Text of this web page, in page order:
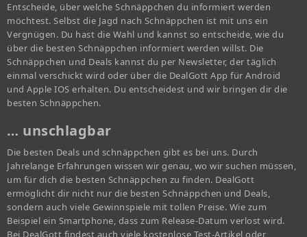
Entscheide, über welche Schnäppchen du informiert werden
möchtest. Selbst die Jagd nach Schnäppchen ist mit uns ein
Vergnügen. Du hast die Wahl und kannst so entscheide, wie du
über die besten Schnäppchen informiert werden willst. Die
Schnäppchen und Deals kannst du per Newsletter, der täglich
einmal verschickt wird oder über die DealGott App für Android
und Apple IOS erhalten. Du entscheidest und wir bringen dir die
besten Schnäppchen.
… unschlagbar
Die besten Deals und schnäppchen gibt es bei uns. Durch
Jahrelange Erfahrungen wissen wir genau, wo wir suchen müssen,
um für dich die besten Schnäppchen zu finden. DealGott
ermöglicht dir nicht nur die besten Schnäppchen und Deals,
sondern auch viele Gewinnspiele mit tollen Preise. Wie zum
Beispiel ein Smartphone, dass zum Release-Datum verlost wird.
Bei DealGott findest auch viele kostenlose Test-Artikel oder